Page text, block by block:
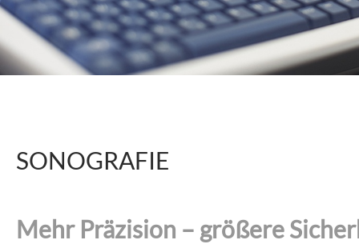
SONOGRAFIE
Mehr Präzision – größere